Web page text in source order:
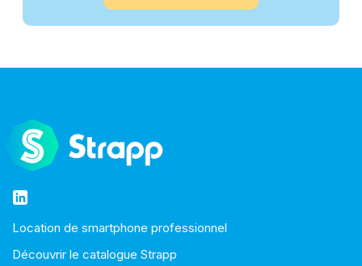
Location de smartphone professionnel
Découvrir le catalogue Strapp